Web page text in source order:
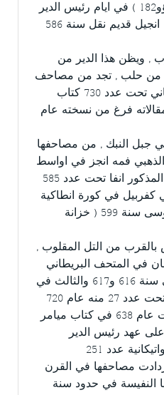
الاسناد ثلاثا (ص 163 و171ؤو182 ) في ايام رئيس الدير
بولس . وبقي من مصاحفها انجيل قديم نقل سنة 586
, ويظن هذا الدير من
من حلب , تجد من مصاحف
خزينته في المتحف البريطاني تحت عدد 730 كتاب
فرغ من نسخته عام
جبل النبك , من مصاحفها
الذهبي فمه انجز في اواسط
انفا تحت عدد 585
كفربيل في كورة انطاكية
وكان الكتبي فيها القس موسى سنة 599 ( خزانة
بالقرب من التل المقلوب ,
في المتحف البريطاني
تحت عدد 52 و53 نسخا في سنة 616 و617 والثالث في
منه عام 720
11 : خزانة دير العمود ذكرت عام 638 في كتاب ميامر
عهد رئيس الدير
عدد 251
مصاحفها في القرن
النفيسة في حدود سنة